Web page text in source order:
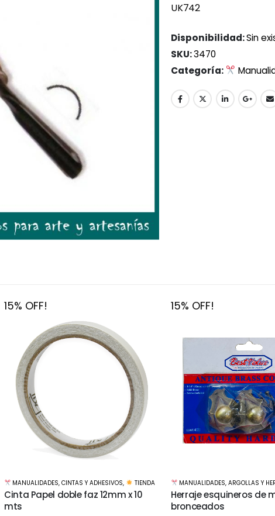
UK742
Disponibilidad:Sin
SKU:3470
Categoría:
15% OFF!
MANUALIDADES,ARGOLLAS Y HERRAJES
Herraje esquineros de metal
bronceados
15% OFF!
MANUALIDADES,BASES Y
Set de Mini gubias
madera 6 unidades